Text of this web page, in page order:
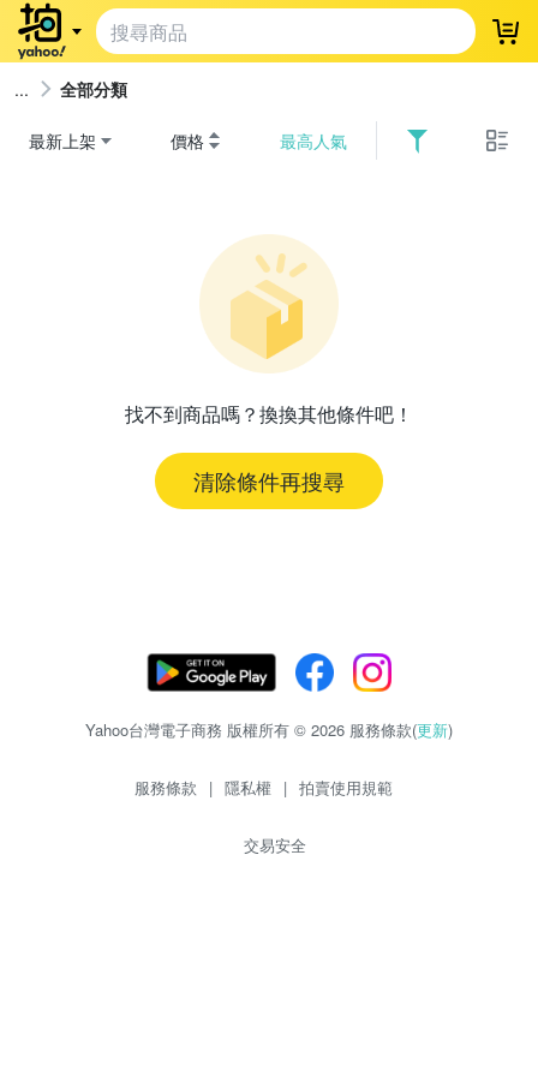
登
全部分類
最新上架 價格 最高人氣
找不到商品嗎？換換其他條件吧！
清除條件再搜尋
Yahoo台灣電子商務 版權所有 © 2026 服務條款(更新)
服務條款 | 隱私權 | 拍賣使用規範
交易安全